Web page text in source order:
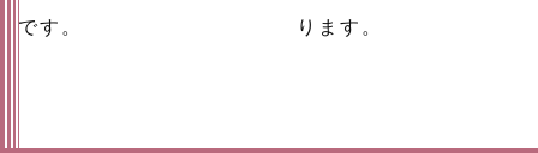
です。
ります。